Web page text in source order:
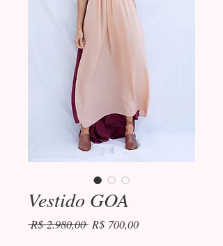
Vestido GOA
R$ 2.980,00 Preço
R$ 700,00Preço